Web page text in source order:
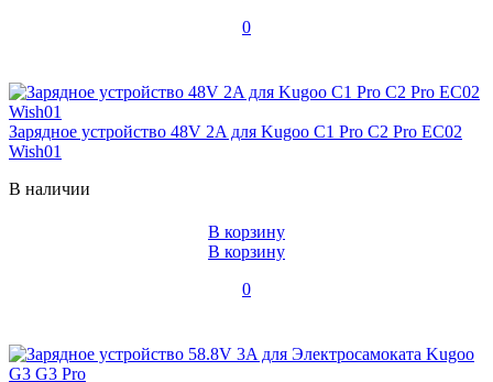
0
Зарядное устройство 48V 2A для Kugoo C1 Pro C2 Pro EC02
Wish01
В наличии
В корзину
В корзину
0